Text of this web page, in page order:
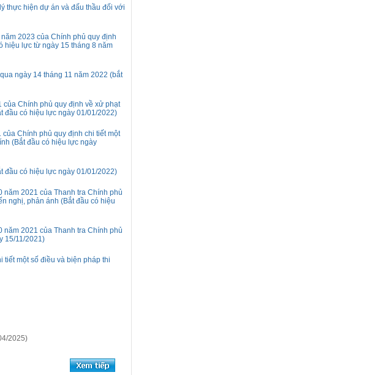
thực hiện dự án và đấu thầu đối với
2023 của Chính phủ quy định
hiệu lực từ ngày 15 tháng 8 năm
ngày 14 tháng 11 năm 2022 (bắt
Chính phủ quy định về xử phạt
đầu có hiệu lực ngày 01/01/2022)
Chính phủ quy định chi tiết một
(Bắt đầu có hiệu lực ngày
đầu có hiệu lực ngày 01/01/2022)
năm 2021 của Thanh tra Chính phủ
nghị, phản ánh (Bắt đầu có hiệu
năm 2021 của Thanh tra Chính phủ
15/11/2021)
tiết một số điều và biện pháp thi
2025)